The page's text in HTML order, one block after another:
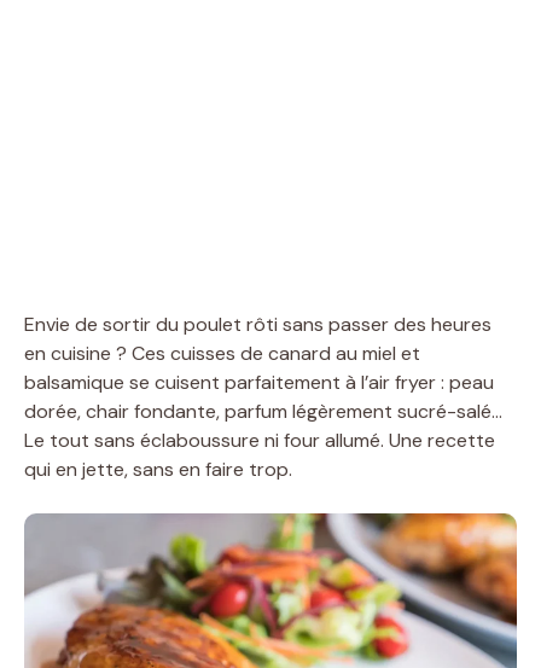
Envie de sortir du poulet rôti sans passer des heures
en cuisine ? Ces cuisses de canard au miel et
balsamique se cuisent parfaitement à l’air fryer : peau
dorée, chair fondante, parfum légèrement sucré-salé…
Le tout sans éclaboussure ni four allumé. Une recette
qui en jette, sans en faire trop.